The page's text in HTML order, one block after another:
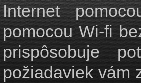
Internet
pomocou Wi-fi
prispôsobuje
požiadaviek vám